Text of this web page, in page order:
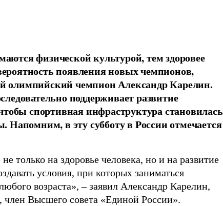
физической культурой, тем здоровее
появления новых чемпионов,
олимпийский чемпион Александр Карелин.
поддерживает развитие
спортивная инфраструктура становилась
Напомним, в эту субботу в России отмечается
только на здоровье человека, но и на развитие
условия, при которых заниматься
возраста», – заявил Александр Карелин,
Высшего совета «Единой России».